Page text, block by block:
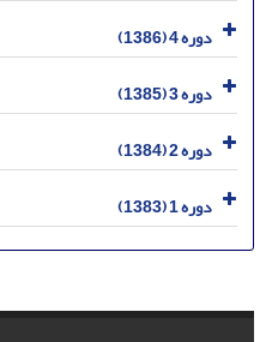
دوره 4 (1386)
دوره 3 (1385)
دوره 2 (1384)
دوره 1 (1383)